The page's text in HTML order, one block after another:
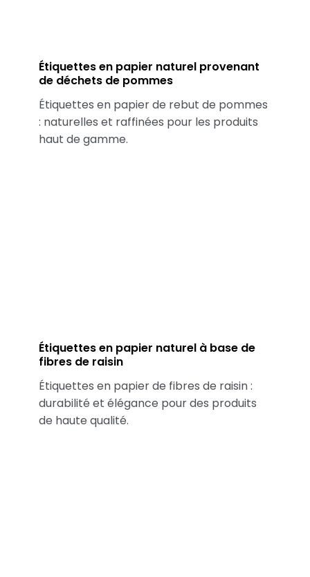
Étiquettes en papier naturel provenant
de déchets de pommes
Étiquettes en papier de rebut de pommes
: naturelles et raffinées pour les produits
haut de gamme.
Étiquettes en papier naturel à base de
fibres de raisin
Étiquettes en papier de fibres de raisin :
durabilité et élégance pour des produits
de haute qualité.